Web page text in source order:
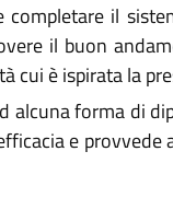
il
il buon
cui è ispirata la
alcuna forma di
e